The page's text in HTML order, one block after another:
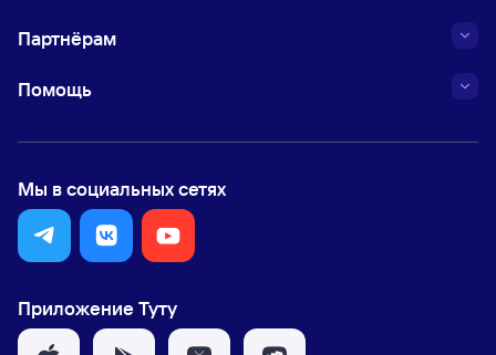
Партнёрам
Помощь
Мы в социальных сетях
Приложение Туту